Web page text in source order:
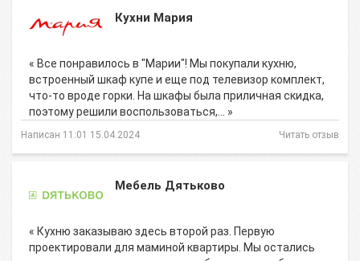
Кухни Мария
« Все понравилось в "Марии"! Мы покупали кухню,
встроенный шкаф купе и еще под телевизор комплект,
что-то вроде горки. На шкафы была приличная скидка,
поэтому решили воспользоваться,… »
Написан 11:01 15.04.2024 Читать отзыв
Мебель Дятьково
« Кухню заказываю здесь второй раз. Первую
проектировали для маминой квартиры. Мы остались